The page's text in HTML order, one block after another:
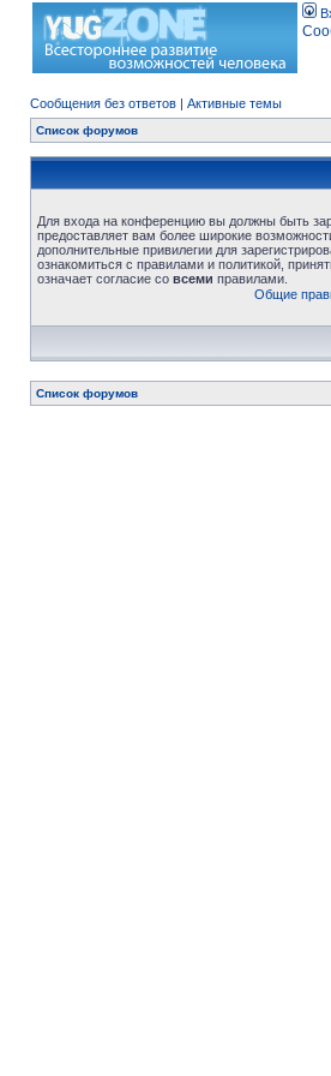
Сообщения без ответов | Активные темы
Список форумов
Для входа на конференцию вы должны быть
предоставляет вам более широкие
дополнительные привилегии для
ознакомиться с правилами и политикой,
означает согласие со всеми правилами.
Общие
Список форумов